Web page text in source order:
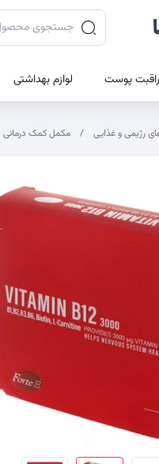
جستجوی محصولات
پوست لوازم بهداشتی
رژیمی و غذایی مکمل کمک درمانی
- تصاویر بندانگشتی